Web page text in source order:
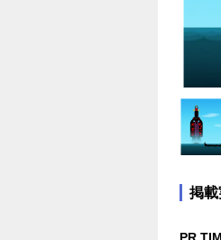
掲載